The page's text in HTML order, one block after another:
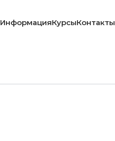
ИнформацияКурсыКонтакты